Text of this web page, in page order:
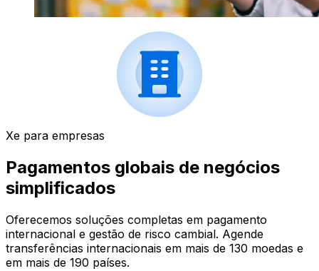
Xe para empresas
Pagamentos globais de negócios
simplificados
Oferecemos soluções completas em pagamento
internacional e gestão de risco cambial. Agende
transferências internacionais em mais de 130 moedas e
em mais de 190 países.